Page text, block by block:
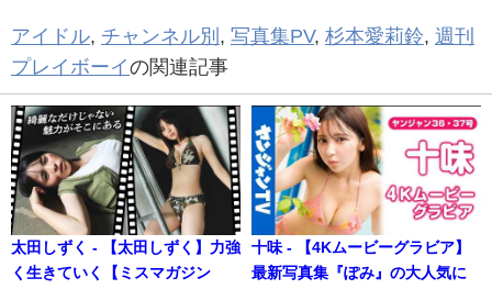
アイドル, チャンネル別 , 写真集PV, 杉本愛莉鈴, 週刊
プレイボーイの関連記事
太田しずく - 【太田しずく】力強
く生きていく【ミスマガジン
十味 - 【4Kムービーグラビア】
最新写真集『ぽみ』の大人気に